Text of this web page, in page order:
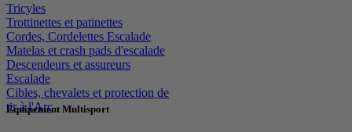
Tricyles
Trottinettes et patinettes
Cordes, Cordelettes Escalade
Matelas et crash pads d'escalade
Descendeurs et assureurs
Escalade
Cibles, chevalets et protection de
tir à l'Arc
Equipement Multisport